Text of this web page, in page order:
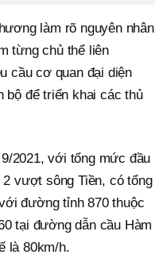
làm rõ nguyên nhân
từng chủ thể liên
cầu cơ quan đại diện
bộ để triển khai các thủ
2021, với tổng mức đầu
vượt sông Tiền, có tổng
đường tỉnh 870 thuộc
tại đường dẫn cầu Hàm
là 80km/h.